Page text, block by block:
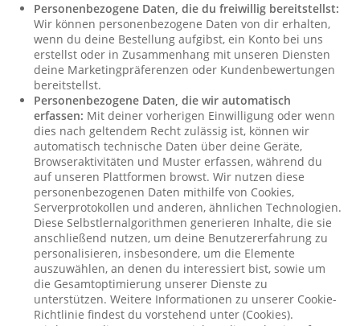
Personenbezogene Daten, die du freiwillig bereitstellst:
Wir können personenbezogene Daten von dir erhalten,
wenn du deine Bestellung aufgibst, ein Konto bei uns
erstellst oder in Zusammenhang mit unseren Diensten
deine Marketingpräferenzen oder Kundenbewertungen
bereitstellst.
Personenbezogene Daten, die wir automatisch
erfassen: Mit deiner vorherigen Einwilligung oder wenn
dies nach geltendem Recht zulässig ist, können wir
automatisch technische Daten über deine Geräte,
Browseraktivitäten und Muster erfassen, während du
auf unseren Plattformen browst. Wir nutzen diese
personenbezogenen Daten mithilfe von Cookies,
Serverprotokollen und anderen, ähnlichen Technologien.
Diese Selbstlernalgorithmen generieren Inhalte, die sie
anschließend nutzen, um deine Benutzererfahrung zu
personalisieren, insbesondere, um die Elemente
auszuwählen, an denen du interessiert bist, sowie um
die Gesamtoptimierung unserer Dienste zu
unterstützen. Weitere Informationen zu unserer Cookie-
Richtlinie findest du vorstehend unter (Cookies).